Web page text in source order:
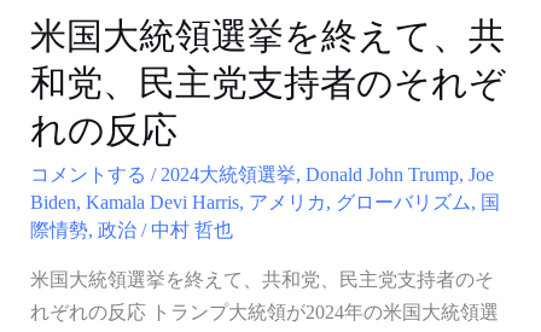
米国大統領選挙を終えて、共
和党、民主党支持者のそれぞ
れの反応
コメントする / 2024大統領選挙, Donald John Trump, Joe
Biden, Kamala Devi Harris, アメリカ, グローバリズム, 国
際情勢, 政治/ 中村 哲也
米国大統領選挙を終えて、共和党、民主党支持者のそ
れぞれの反応 トランプ大統領が2024年の米国大統領選
え
て、
共
和
党、
民
主
支
持